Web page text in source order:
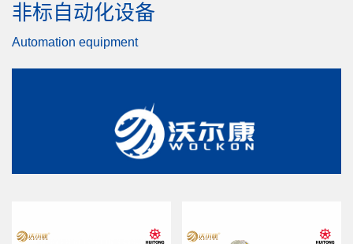
非标自动化设备
Automation equipment